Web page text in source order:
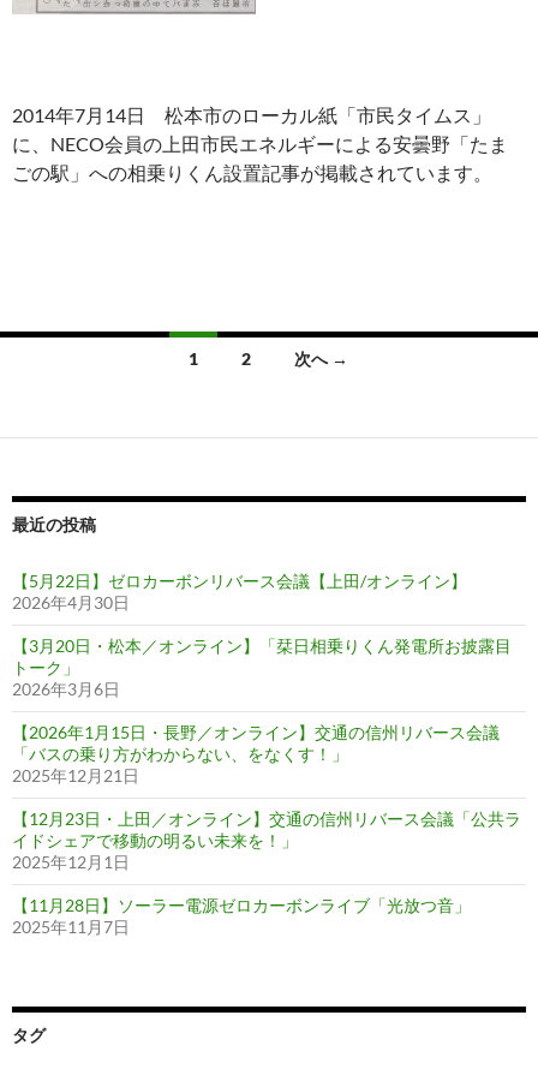
2014年7月14日 松本市のローカル紙「市民タイムス」
に、NECO会員の上田市民エネルギーによる安曇野「たま
ごの駅」への相乗りくん設置記事が掲載されています。
ナ
ゲ
ー
シ
ョ
ン
1 2 次へ →
最近の投稿
【5月22日】ゼロカーボンリバース会議【上田/オンライン】
2026年4月30日
【3月20日・松本／オンライン】「栞日相乗りくん発電所お披露目
トーク」
2026年3月6日
【2026年1月15日・長野／オンライン】交通の信州リバース会議
「バスの乗り方がわからない、をなくす！」
2025年12月21日
【12月23日・上田／オンライン】交通の信州リバース会議「公共ラ
イドシェアで移動の明るい未来を！」
2025年12月1日
【11月28日】ソーラー電源ゼロカーボンライブ「光放つ音」
2025年11月7日
タグ